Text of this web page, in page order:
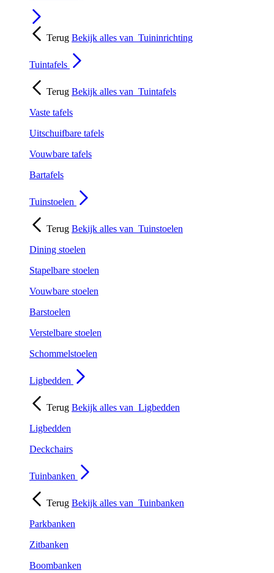
Terug Bekijk alles van Tuininrichting
Tuintafels
Terug Bekijk alles van Tuintafels
Vaste tafels
Uitschuifbare tafels
Vouwbare tafels
Bartafels
Tuinstoelen
Terug Bekijk alles van Tuinstoelen
Dining stoelen
Stapelbare stoelen
Vouwbare stoelen
Barstoelen
Verstelbare stoelen
Schommelstoelen
Ligbedden
Terug Bekijk alles van Ligbedden
Ligbedden
Deckchairs
Tuinbanken
Terug Bekijk alles van Tuinbanken
Parkbanken
Zitbanken
Boombanken